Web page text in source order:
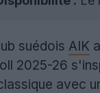
suédois AIK
2025-26
avec